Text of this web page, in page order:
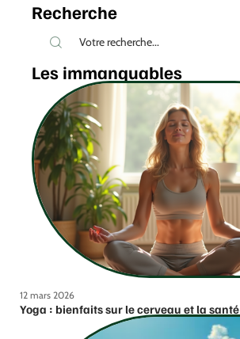
Recherche
Les immanquables
12 mars 2026
Yoga : bienfaits sur le cerveau et la santé